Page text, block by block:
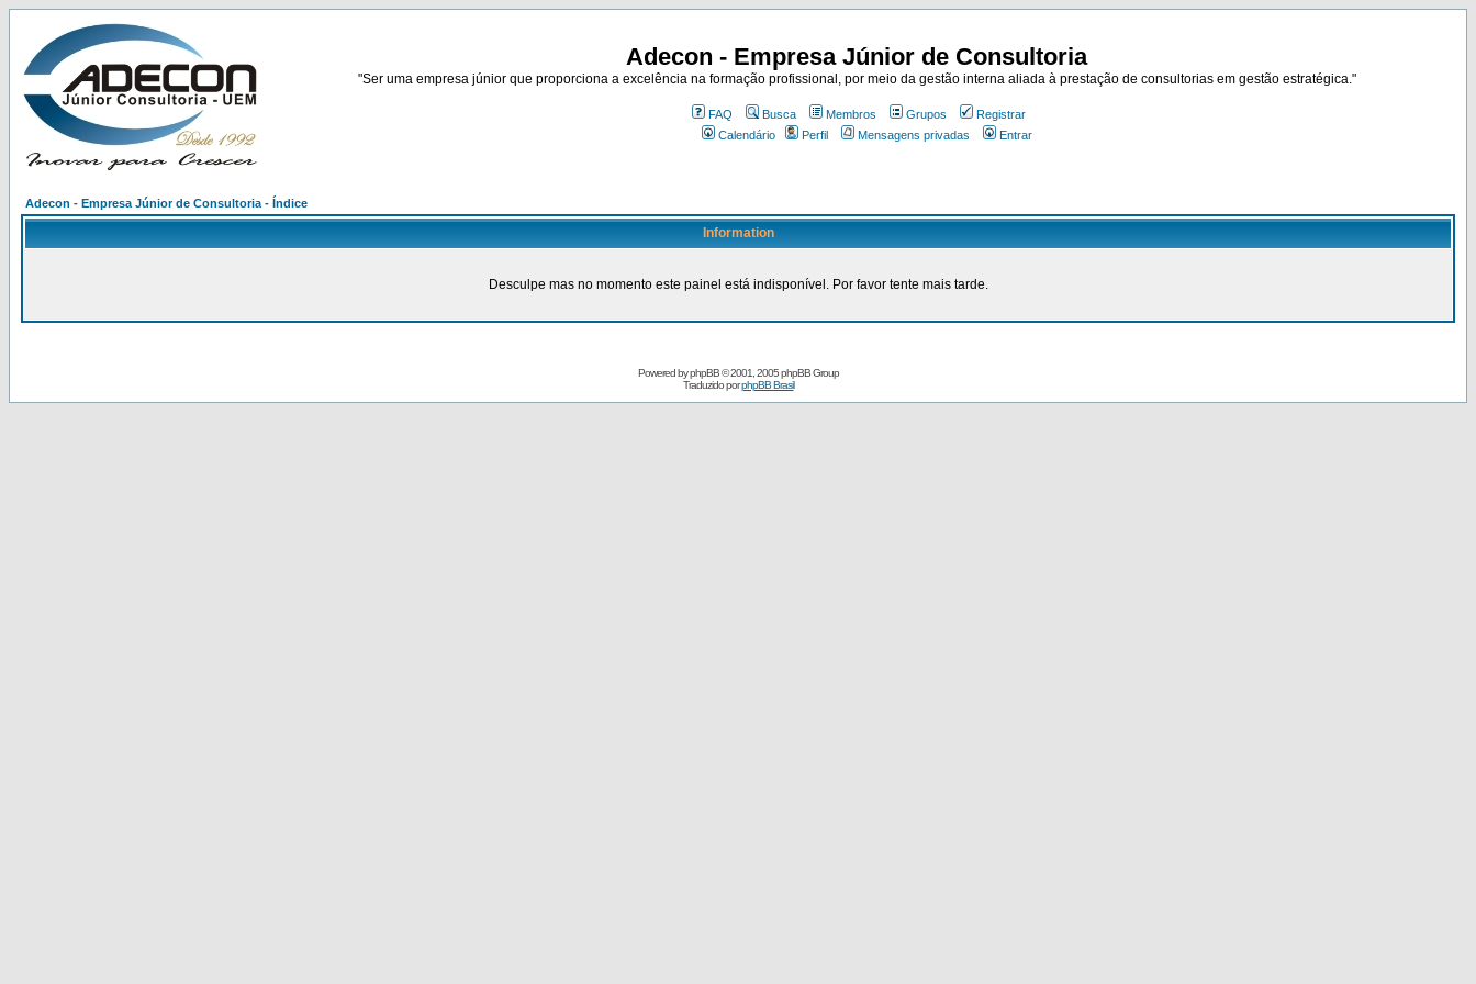
Adecon - Empresa Júnior de Consultoria
"Ser uma empresa júnior que proporciona a excelência na formação profissional, por meio da gestão interna aliada à prestação de consultorias em gestão estratégica."
FAQ Busca Membros Grupos
Registrar
Calendário
Perfil Mensagens privadas Entrar
Adecon - Empresa Júnior de Consultoria - Índice
Information
Desculpe mas no momento este painel está indisponível. Por favor tente mais tarde.
Powered byphpBB© 2001, 2005 phpBB Group
Traduzido porphpBB Brasil